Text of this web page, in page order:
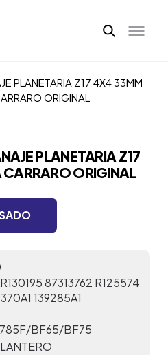
PLANETARIA Z17 4X4 33MM
ORIGINAL
PLANETARIA Z17
ORIGINAL
87313762 R125574
139285A1
BF65/BF75